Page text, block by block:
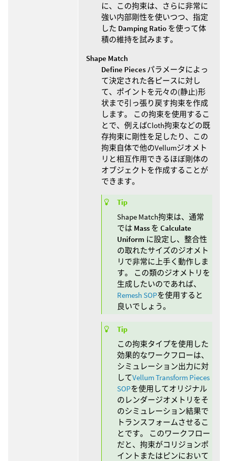
に、この拘束は、さらに非常に
強い内部剛性を使いつつ、指定
した Damping Ratio を使って体
積の維持を試みます。
Shape Match
Define Pieces パラメータによっ
て決定された各ピースに対し
て、ポイントを元々の(静止)形
状まで引っ張り戻す拘束を作成
します。 この拘束を使用するこ
とで、例えばCloth拘束などの既
存拘束に剛性を足したり、この
拘束自体で他のVellumジオメト
リと相互作用できるほぼ剛体の
オブジェクトを作成することが
できます。
Tip
Shape Match拘束は、通常
では Mass を Calculate
Uniform に設定し、整合性
の取れたサイズのジオメト
リで非常に上手く動作しま
す。 この類のジオメトリを
生成したいのであれば、
Remesh SOPを使用すると
良いでしょう。
Tip
この拘束タイプを使用した
効果的なワークフローは、
シミュレーション出力に対
してVellum Transform Pieces
SOPを使用してオリジナル
のレンダージオメトリをそ
のシミュレーション結果で
トランスフォームさせるこ
とです。 このワークフロー
だと、拘束がコリジョンポ
イントまたはピンにおいて